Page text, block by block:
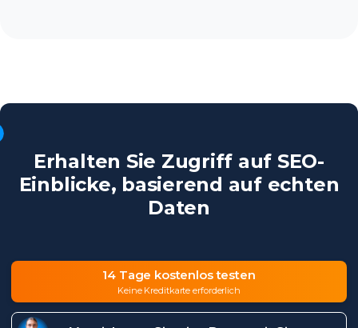
Erhalten Sie Zugriff auf SEO-
Einblicke, basierend auf echten
Daten
14 Tage kostenlos testen
Keine Kreditkarte erforderlich